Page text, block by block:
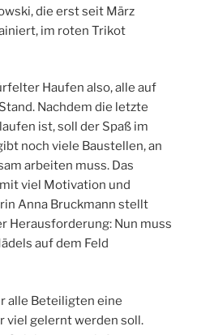
die erst seit März
im roten Trikot
Haufen also, alle auf
Nachdem die letzte
ist, soll der Spaß im
noch viele Baustellen, an
arbeiten muss. Das
viel Motivation und
Anna Bruckmann stellt
Herausforderung: Nun muss
auf dem Feld
alle Beteiligten eine
viel gelernt werden soll.